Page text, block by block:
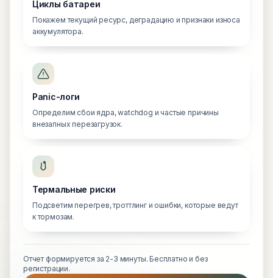
Циклы батареи
Покажем текущий ресурс, деградацию и признаки износа
аккумулятора.
Panic-логи
Определим сбои ядра, watchdog и частые причины
внезапных перезагрузок.
Термальные риски
Подсветим перегрев, троттлинг и ошибки, которые ведут
к тормозам.
Отчет формируется за 2-3 минуты. Бесплатно и без
регистрации.